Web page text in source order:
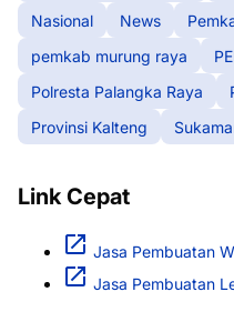
Nasional
News
pemkab murung raya
Polresta Palangka Raya
Provinsi Kalteng
Link Cepat
Jasa Pembuatan
Jasa Pembuatan